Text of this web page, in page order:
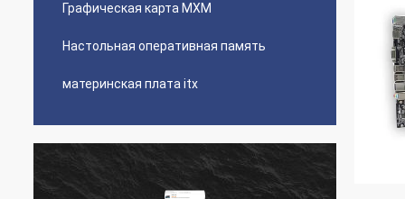
Графическая карта MXM
Настольная оперативная память
материнская плата itx